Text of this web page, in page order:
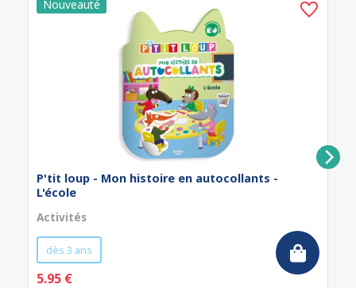
P'tit loup - Mon histoire en autocollants -
L'école
Activités
dès 3 ans
5.95 €